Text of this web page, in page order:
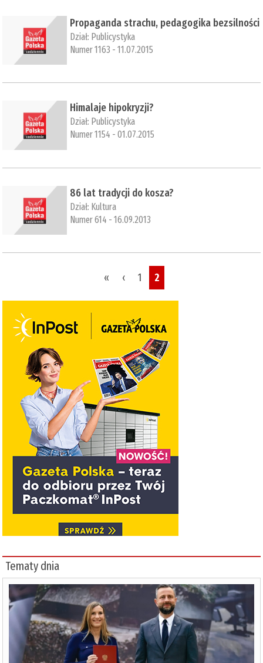
Propaganda strachu, pedagogika bezsilności
Dział: Publicystyka
Numer 1163 - 11.07.2015
Himalaje hipokryzji?
Dział: Publicystyka
Numer 1154 - 01.07.2015
86 lat tradycji do kosza?
Dział: Kultura
Numer 614 - 16.09.2013
« ‹ 1 2
Tematy dnia